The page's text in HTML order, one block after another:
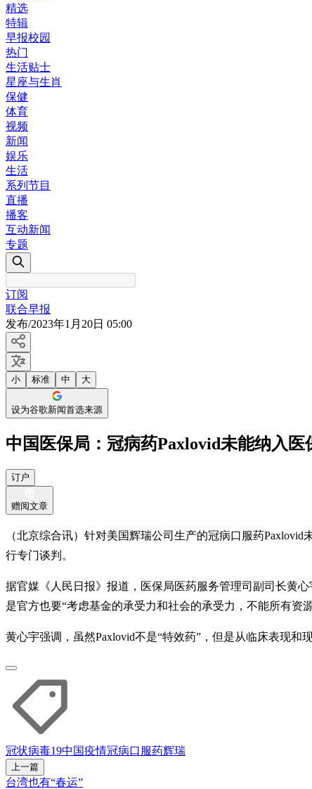
精选
特辑
早报校园
热门
生活贴士
星座与生肖
保健
体育
视频
新闻
娱乐
生活
系列节目
直播
播客
互动新闻
专题
订阅
联合早报
发布/2023年1月20日 05:00
小 标准 中 大
设为谷歌新闻首选来源
中国医保局：冠病药Paxlovid未能纳入
订户
赠阅文章
（北京综合讯）针对美国辉瑞公司生产的冠病口服药
行专门谈判。
据官媒《人民日报》报道，医保局医药服务管理司副司长黄
是官方也要“考虑基金的承受力和社会的承受力，不能所有资
黄心宇强调，虽然Paxlovid不是“特效药”，但是从临床表现和
冠状病毒19中国疫情冠病口服药辉瑞
上一篇
台湾也有“春运”